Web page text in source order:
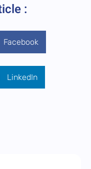
:
Facebook
LinkedIn